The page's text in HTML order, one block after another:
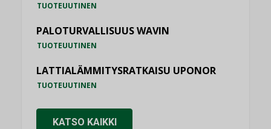
TUOTEUUTINEN
PALOTURVALLISUUS WAVIN
TUOTEUUTINEN
LATTIALÄMMITYSRATKAISU UPONOR
TUOTEUUTINEN
KATSO KAIKKI